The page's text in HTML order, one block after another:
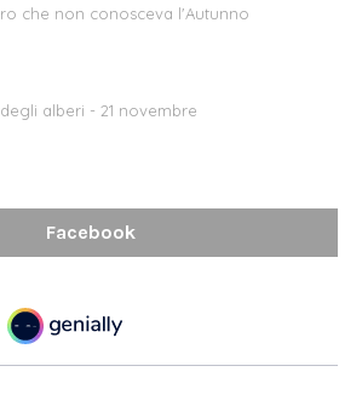
che non conosceva l'Autunno
alberi - 21 novembre
Facebook